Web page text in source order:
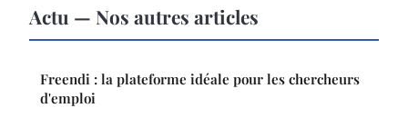
Actu — Nos autres articles
Freendi : la plateforme idéale pour les chercheurs
d'emploi